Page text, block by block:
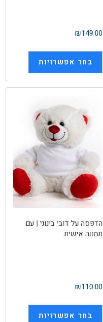
₪149.00
בחר אפשרויות
הדפסה על דובי בינוני | עם
תמונה אישית
₪110.00
בחר אפשרויות